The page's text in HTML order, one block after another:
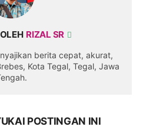
RIZAL SR
berita cepat, akurat,
Kota Tegal, Tegal, Jawa
POSTINGAN INI